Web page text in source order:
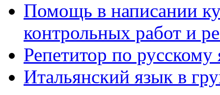
Помощь в написании
контрольных работ и
Репетитор по русскому
Итальянский язык в